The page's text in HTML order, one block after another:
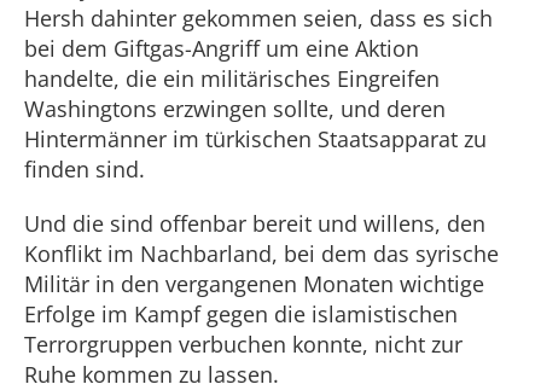
Hersh dahinter gekommen seien, dass es sich
bei dem Giftgas-Angriff um eine Aktion
handelte, die ein militärisches Eingreifen
Washingtons erzwingen sollte, und deren
Hintermänner im türkischen Staatsapparat zu
finden sind.
Und die sind offenbar bereit und willens, den
Konflikt im Nachbarland, bei dem das syrische
Militär in den vergangenen Monaten wichtige
Erfolge im Kampf gegen die islamistischen
Terrorgruppen verbuchen konnte, nicht zur
Ruhe kommen zu lassen.